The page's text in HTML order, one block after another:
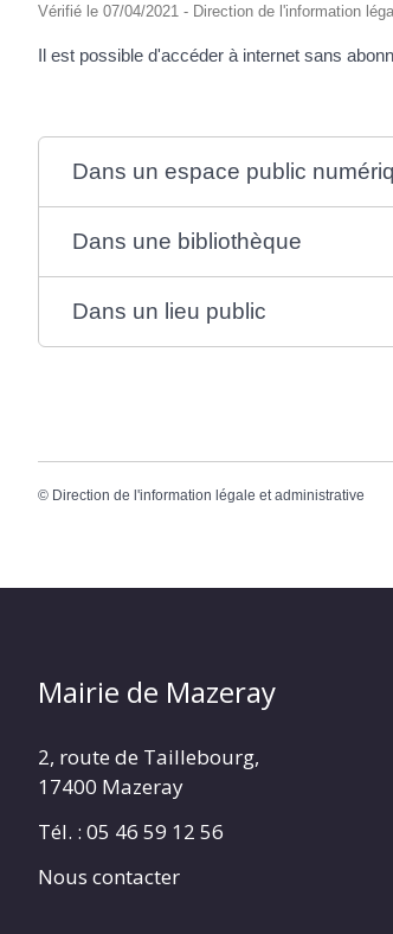
Vérifié le 07/04/2021 - Direction de l'information
Il est possible d'accéder à internet sans
Dans un espace public
Dans une bibliothèque
Dans un lieu public
© Direction de l'information légale et administrative
Mairie de Mazeray
2, route de Taillebourg,
17400 Mazeray
Tél. : 05 46 59 12 56
Nous contacter